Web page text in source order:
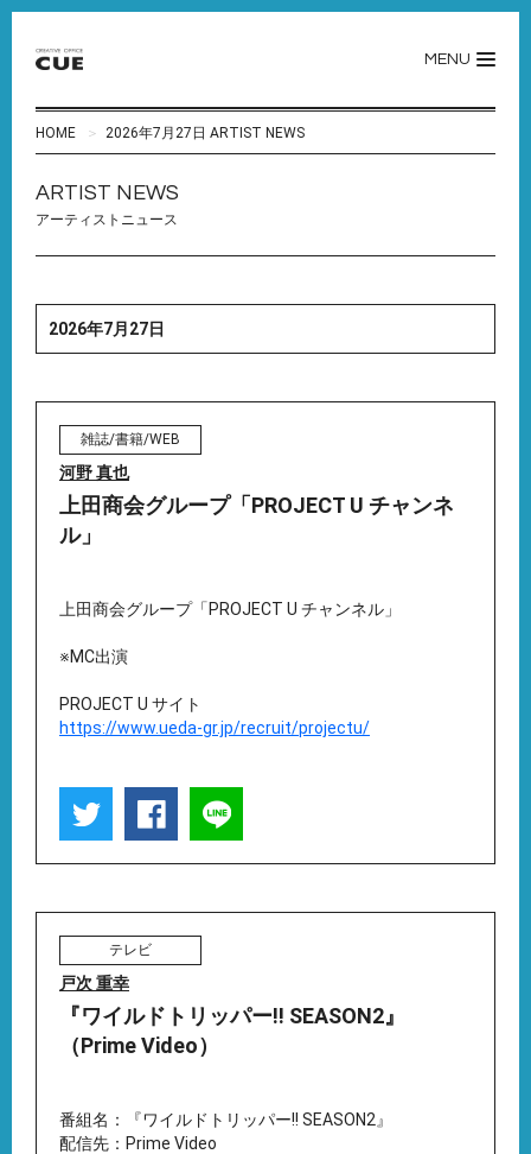
MENU
HOME 2026年7月27日 ARTIST NEWS
ARTIST NEWS
アーティストニュース
2026年7月27日
雑誌/書籍/WEB
河野 真也
上田商会グループ「PROJECT U チャンネ
ル」
上田商会グループ「PROJECT U チャンネル」
※MC出演
PROJECT U サイト
https://www.ueda-gr.jp/recruit/projectu/
テレビ
戸次 重幸
『ワイルドトリッパー!! SEASON2』
（Prime Video）
番組名：『ワイルドトリッパー!! SEASON2』
配信先：Prime Video